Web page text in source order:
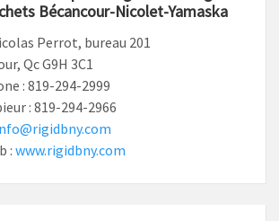
Bécancour-Nicolet-Yamaska
Perrot, bureau 201
Qc G9H 3C1
: 819-294-2999
: 819-294-2966
: www.rigidbny.com